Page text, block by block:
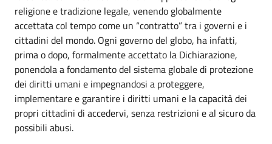
religione e tradizione legale, venendo globalmente
accettata col tempo come un “contratto” tra i governi e i
cittadini del mondo. Ogni governo del globo, ha infatti,
prima o dopo, formalmente accettato la Dichiarazione,
ponendola a fondamento del sistema globale di protezione
dei diritti umani e impegnandosi a proteggere,
implementare e garantire i diritti umani e la capacità dei
propri cittadini di accedervi, senza restrizioni e al sicuro da
possibili abusi.